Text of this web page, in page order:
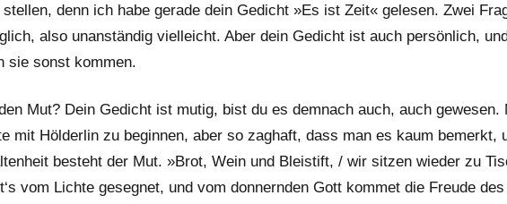
denn ich habe gerade dein Gedicht »Es ist Zeit« gelesen. Zwei
also unanständig vielleicht. Aber dein Gedicht ist auch persönlich,
sie sonst kommen.
Mut? Dein Gedicht ist mutig, bist du es demnach auch, auch gewesen.
mit Hölderlin zu beginnen, aber so zaghaft, dass man es kaum bemerkt,
besteht der Mut. »Brot, Wein und Bleistift, / wir sitzen wieder zu
vom Lichte gesegnet, und vom donnernden Gott kommet die Freude des